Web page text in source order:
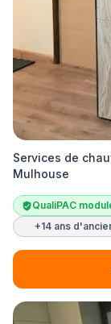
Services de
Mulhouse
QualiPAC
+14 ans